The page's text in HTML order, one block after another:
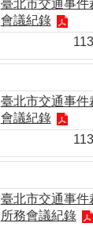
臺北市交通事件
會議紀錄
臺北市交通事件
會議紀錄
臺北市交通事件
所務會議紀錄